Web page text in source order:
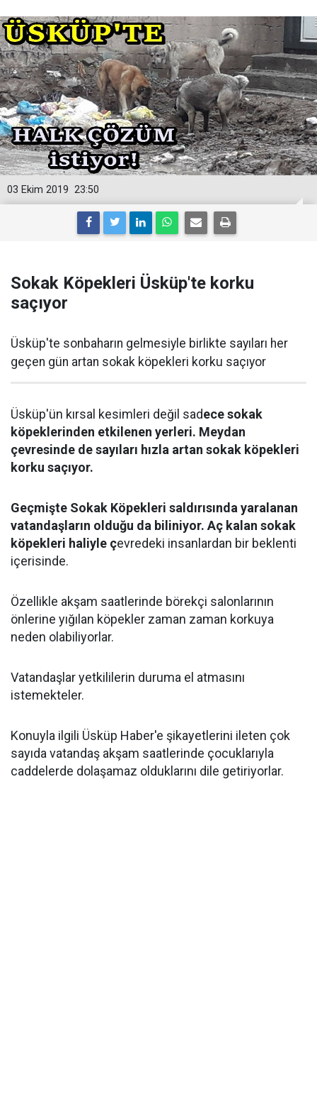
23:50
03 Ekim 2019
Sokak Köpekleri Üsküp'te korku
saçıyor
Üsküp'te sonbaharın gelmesiyle birlikte sayıları her
geçen gün artan sokak köpekleri korku saçıyor
Üsküp'ün kırsal kesimleri değil sadece sokak
köpeklerinden etkilenen yerleri. Meydan
çevresinde de sayıları hızla artan sokak köpekleri
korku saçıyor.
Geçmişte Sokak Köpekleri saldırısında yaralanan
vatandaşların olduğu da biliniyor. Aç kalan sokak
köpekleri haliyle çevredeki insanlardan bir beklenti
içerisinde.
Özellikle akşam saatlerinde börekçi salonlarının
önlerine yığılan köpekler zaman zaman korkuya
neden olabiliyorlar.
Vatandaşlar yetkililerin duruma el atmasını
istemekteler.
Konuyla ilgili Üsküp Haber'e şikayetlerini ileten çok
sayıda vatandaş akşam saatlerinde çocuklarıyla
caddelerde dolaşamaz olduklarını dile getiriyorlar.